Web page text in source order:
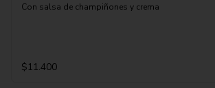
Con salsa de champiñones y crema
$11.400